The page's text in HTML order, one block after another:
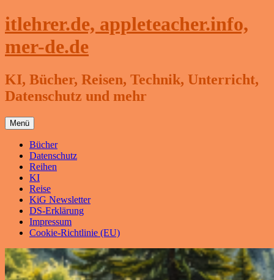
Zum
Inhalt
itlehrer.de, appleteacher.info,
mer-de.de
KI, Bücher, Reisen, Technik, Unterricht,
Datenschutz und mehr
Menü
Bücher
Datenschutz
Reihen
KI
Reise
KiG Newsletter
DS-Erklärung
Impressum
Cookie-Richtlinie (EU)